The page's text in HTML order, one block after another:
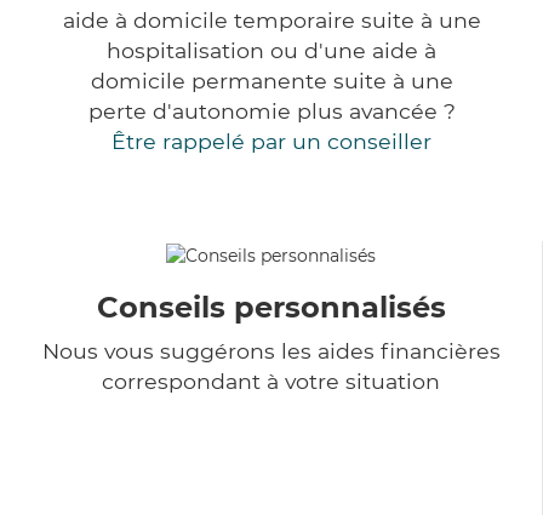
aide à domicile temporaire suite à une
hospitalisation ou d'une aide à
domicile permanente suite à une
perte d'autonomie plus avancée ?
Être rappelé par un conseiller
Conseils personnalisés
Nous vous suggérons les aides financières
correspondant à votre situation